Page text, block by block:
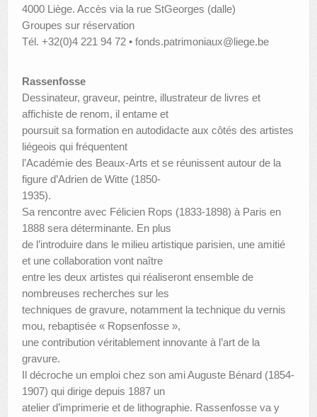
4000 Liège. Accès via la rue StGeorges (dalle)
Groupes sur réservation
Tél. +32(0)4 221 94 72 • fonds.patrimoniaux@liege.be
Rassenfosse
Dessinateur, graveur, peintre, illustrateur de livres et
affichiste de renom, il entame et
poursuit sa formation en autodidacte aux côtés des artistes
liégeois qui fréquentent
l’Académie des Beaux-Arts et se réunissent autour de la
figure d’Adrien de Witte (1850-
1935).
Sa rencontre avec Félicien Rops (1833-1898) à Paris en
1888 sera déterminante. En plus
de l’introduire dans le milieu artistique parisien, une amitié
et une collaboration vont naître
entre les deux artistes qui réaliseront ensemble de
nombreuses recherches sur les
techniques de gravure, notamment la technique du vernis
mou, rebaptisée « Ropsenfosse »,
une contribution véritablement innovante à l’art de la
gravure.
Il décroche un emploi chez son ami Auguste Bénard (1854-
1907) qui dirige depuis 1887 un
atelier d’imprimerie et de lithographie. Rassenfosse va y